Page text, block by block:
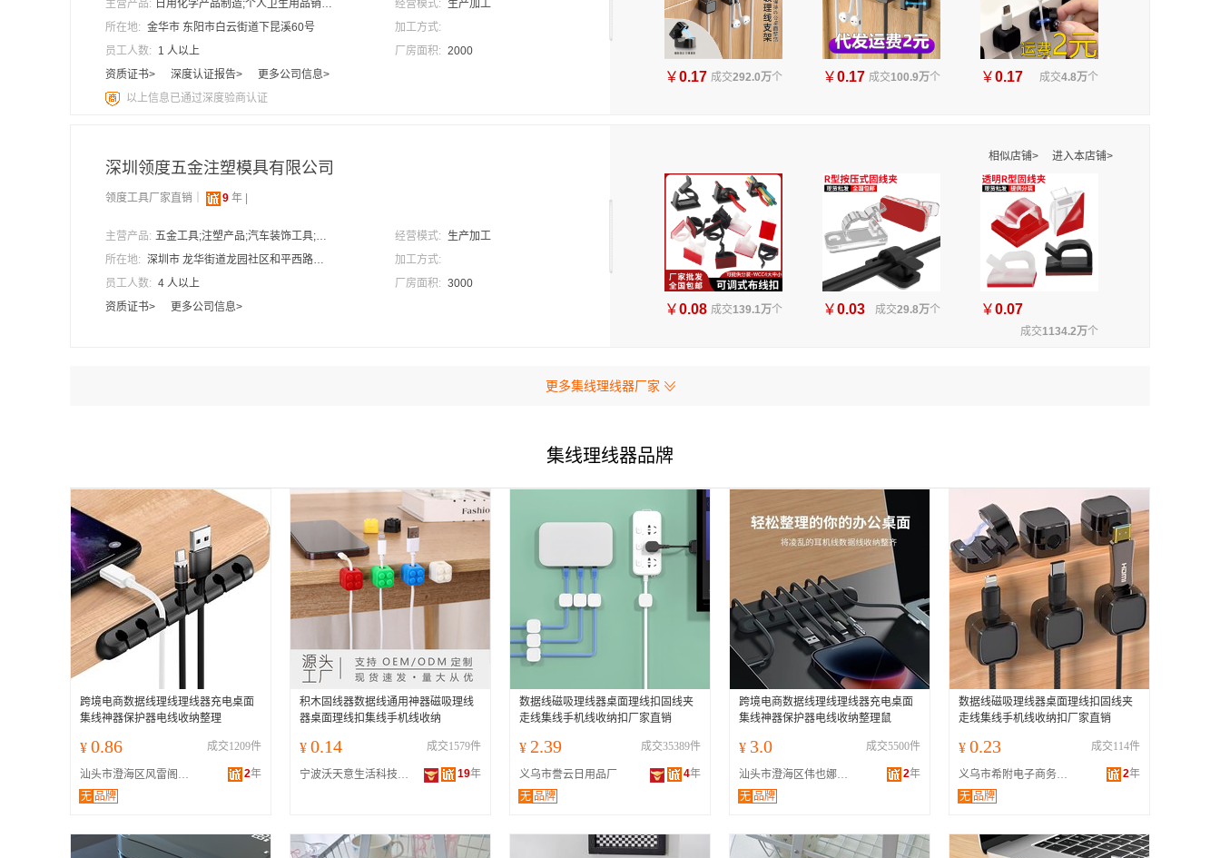
主营产品:
日用化学产品制造;个人卫生用品销售;日用品制造;家居用品销售;收纳清洁用具销售;家用纺织制成品制造;汽车零配件批发;家具零配件销售;鞋帽批发;日用百货销售
所在地: 金华市 东阳市白云街道下昆溪60号
员工人数:
1 人以上
资质证书>
深度认证报告> 更多公司信息>
经营模式:
生产加工
加工方式:
厂房面积: 2000
以上信息已通过深度验商认证
￥0.17 成交292.0万个 ￥0.17 成交100.9万个 ￥0.17 成交4.8万个
深圳领度五金注塑模具有限公司
领度工具厂家直销｜ 9 年 |
主营产品:
五金工具;注塑产品;汽车装饰工具;维修工具;汽车油封钩子;布线扣;绕线器;贴膜刮板;汽车改色工具;汽车改装工具
所在地:
深圳市 龙华街道龙园社区和平西路青年城邦园1栋街铺123
员工人数: 4 人以上
资质证书>
更多公司信息>
经营模式:
生产加工
加工方式:
厂房面积: 3000
相似店铺> 进入本店铺>
￥0.08 成交139.1万个 ￥0.03 成交29.8万个 ￥0.07
成交1134.2万个
更多集线理线器厂家
集线理线器品牌
跨境电商数据线理线理线器充电桌面
集线神器保护器电线收纳整理
¥ 0.86 成交1209件
汕头市澄海区风雷阁塑料制品厂 2年
无 品牌
积木固线器数据线通用神器磁吸理线
器桌面理线扣集线手机线收纳
¥ 0.14 成交1579件
宁波沃天意生活科技有限公司 19年
数据线磁吸理线器桌面理线扣固线夹
走线集线手机线收纳扣厂家直销
¥ 2.39 成交35389件
义乌市誊云日用品厂 4年
无 品牌
跨境电商数据线理线理线器充电桌面
集线神器保护器电线收纳整理鼠
¥ 3.0 成交5500件
汕头市澄海区伟也娜塑料制品厂 2年
无 品牌
数据线磁吸理线器桌面理线扣固线夹
走线集线手机线收纳扣厂家直销
¥ 0.23 成交114件
义乌市希附电子商务商行 2年
无 品牌